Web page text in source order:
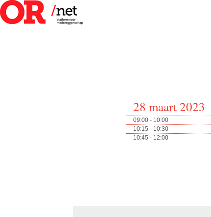
28 maart 2023
09:00 - 10:00
10:15 - 10:30
10:45 - 12:00